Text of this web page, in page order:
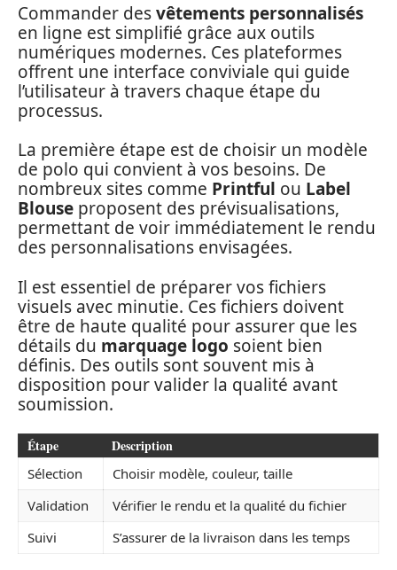
Commander desvêtements personnalisés
en ligne est simplifié grâce aux outils
numériques modernes. Ces plateformes
offrent une interface conviviale qui guide
l’utilisateur à travers chaque étape du
processus.
La première étape est de choisir un modèle
de polo qui convient à vos besoins. De
nombreux sites comme Printful ou Label
Blouse proposent des prévisualisations,
permettant de voir immédiatement le rendu
des personnalisations envisagées.
Il est essentiel de préparer vos fichiers
visuels avec minutie. Ces fichiers doivent
être de haute qualité pour assurer que les
détails du marquage logo soient bien
définis. Des outils sont souvent mis à
disposition pour valider la qualité avant
soumission.
Étape Description
Sélection
Choisir modèle, couleur, taille
Validation
Vérifier le rendu et la qualité du fichier
Suivi
S’assurer de la livraison dans les temps